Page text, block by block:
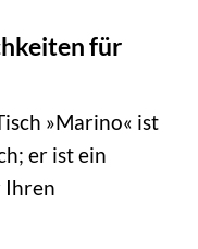
für
»Marino« ist
er ist ein
Ihren